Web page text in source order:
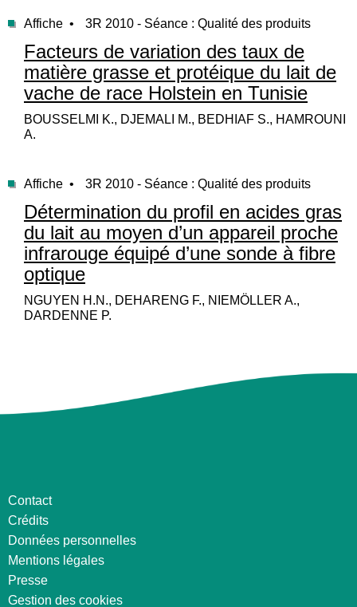
Affiche • 3R 2010 - Séance : Qualité des produits
Facteurs de variation des taux de
matière grasse et protéique du lait de
vache de race Holstein en Tunisie
BOUSSELMI K., DJEMALI M., BEDHIAF S., HAMROUNI
A.
Affiche • 3R 2010 - Séance : Qualité des produits
Détermination du profil en acides gras
du lait au moyen d’un appareil proche
infrarouge équipé d’une sonde à fibre
optique
NGUYEN H.N., DEHARENG F., NIEMÖLLER A.,
DARDENNE P.
Contact
Crédits
Données personnelles
Mentions légales
Presse
Gestion des cookies